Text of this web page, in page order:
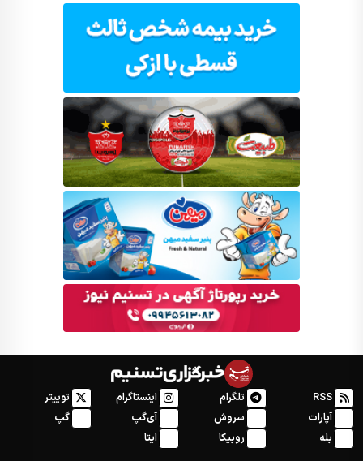
RSS تلگرام اینستاگرام
توییتر
آپارات
سروش آی‌گپ
گپ
بله
روبیکا ایتا